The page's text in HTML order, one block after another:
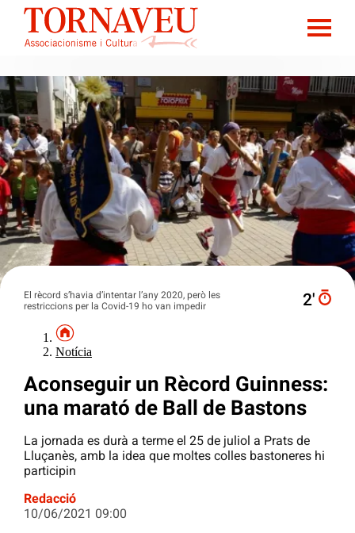
El rècord s’havia d’intentar l’any 2020, però les
restriccions per la Covid-19 ho van impedir
2′
Notícia
Aconseguir un Rècord Guinness:
una marató de Ball de Bastons
La jornada es durà a terme el 25 de juliol a Prats de
Lluçanès, amb la idea que moltes colles bastoneres hi
participin
Redacció
10/06/2021 09:00